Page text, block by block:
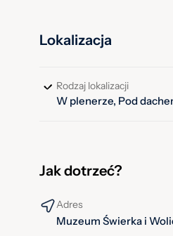
Młode od początku uczy
Karmienie jak w lesie
wysokobiałkowy pokarm
Wypuszczanie na
Lokalizacja
Rodzaj lokalizacji
W plenerze, Pod
Jak dotrzeć?
Adres
Muzeum Świerka i